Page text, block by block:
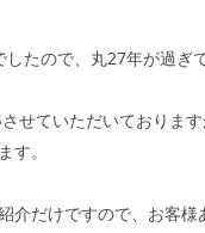
たので、丸27年が過ぎ
せていただいておりま
。
だけですので、お客様